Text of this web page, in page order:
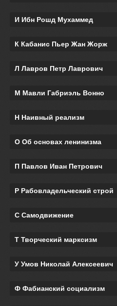
И Ибн Рошд Мухаммед
К Кабанис Пьер Жан Жорж
Л Лавров Петр Лаврович
М Мавли Габриэль Вонно
Н Наивный реализм
О Об основах ленинизма
П Павлов Иван Петрович
Р Рабовладельческий строй
С Самодвижение
Т Творческий марксизм
У Умов Николай Алексеевич
Ф Фабианский социализм